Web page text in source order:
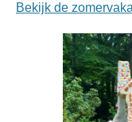
Bekijk de